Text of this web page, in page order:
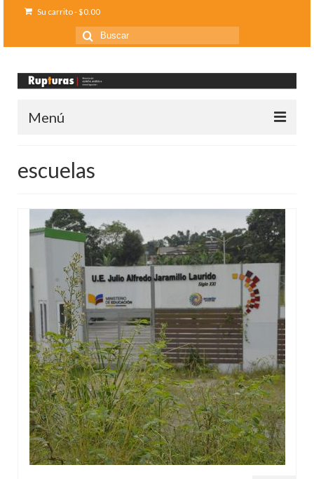
Su carrito-$0.00
Buscar
por:
Menú
Contáctanos
Opinión
Entreletras
Ciencia
Mundo
Aula Virtual
escuelas